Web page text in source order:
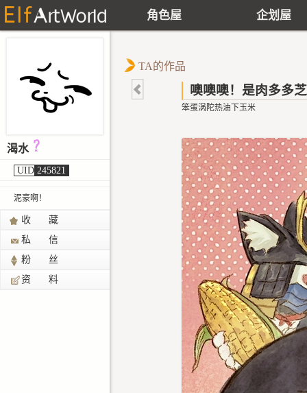
角色屋 企划屋
渴水
UID 245821
泥豪啊！
收 藏
私 信
粉 丝
资 料
TA的作品
噢噢噢！是肉多多
笨蛋涡陀热油下玉米